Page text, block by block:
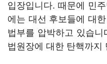
입장입니다. 때문에 민
에는 대선 후보들에 대
법부를 압박하고 있습
법원장에 대한 탄핵까지